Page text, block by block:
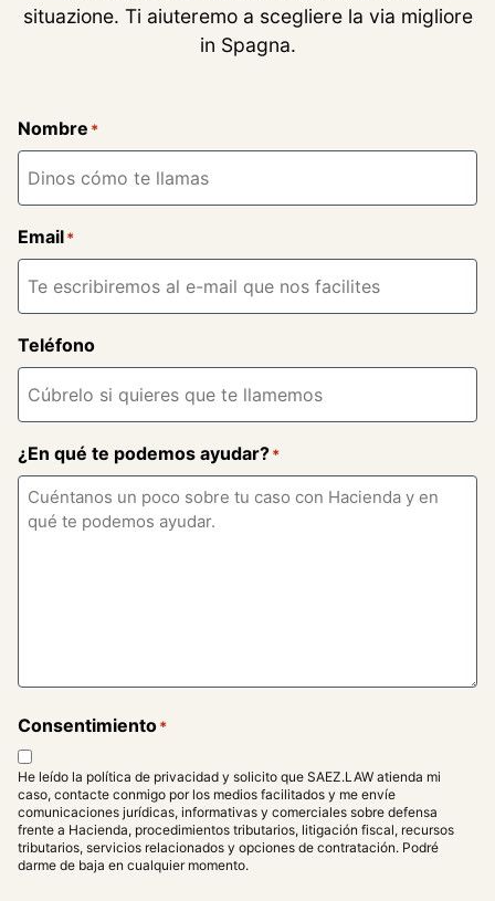
situazione. Ti aiuteremo a scegliere la via migliore
in Spagna.
Nombre *
Email*
Teléfono
¿En qué te podemos ayudar?*
Consentimiento*
He leído la política de privacidad y solicito que SAEZ.LAW atienda mi
caso, contacte conmigo por los medios facilitados y me envíe
comunicaciones jurídicas, informativas y comerciales sobre defensa
frente a Hacienda, procedimientos tributarios, litigación fiscal, recursos
tributarios, servicios relacionados y opciones de contratación. Podré
darme de baja en cualquier momento.